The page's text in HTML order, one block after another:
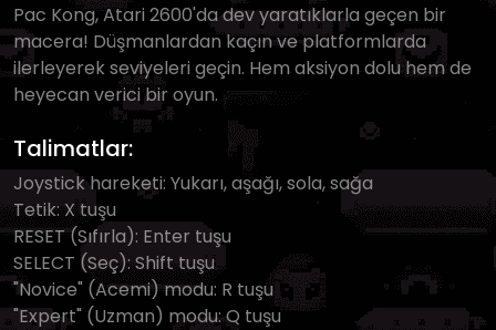
Pac Kong, Atari 2600'da dev yaratıklarla geçen bir
macera! Düşmanlardan kaçın ve platformlarda
ilerleyerek seviyeleri geçin. Hem aksiyon dolu hem de
heyecan verici bir oyun.
Talimatlar:
Joystick hareketi: Yukarı, aşağı, sola, sağa
Tetik: X tuşu
RESET (Sıfırla): Enter tuşu
SELECT (Seç): Shift tuşu
"Novice" (Acemi) modu: R tuşu
"Expert" (Uzman) modu: Q tuşu